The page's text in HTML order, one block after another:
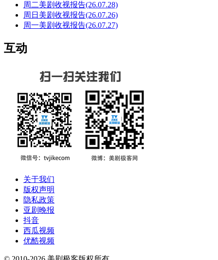
周二美剧收视报告(26.07.28)
周日美剧收视报告(26.07.26)
周一美剧收视报告(26.07.27)
互动
关于我们
版权声明
隐私政策
亚剧晚报
抖音
西瓜视频
优酷视频